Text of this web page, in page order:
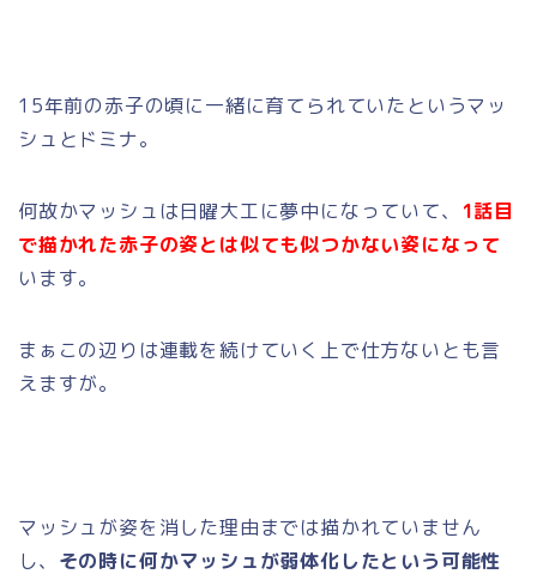
15年前の赤子の頃に一緒に育てられていたというマッ
シュとドミナ。
何故かマッシュは日曜大工に夢中になっていて、
1話目
で描かれた赤子の姿とは似ても似つかない姿になって
います。
まぁこの辺りは連載を続けていく上で仕方ないとも言
えますが。
マッシュが姿を消した理由までは描かれていません
し、 その時に何かマッシュが弱体化したという可能性